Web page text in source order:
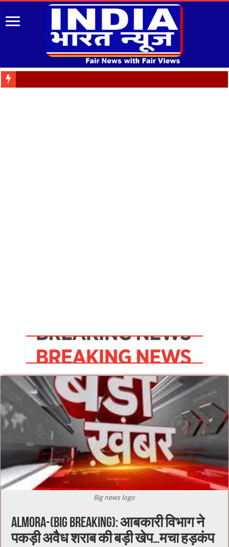
Big news logo
Almora-(big breaking): आबकारी विभाग ने
पकड़ी अवैध शराब की बड़ी खेप…मचा हड़कंप